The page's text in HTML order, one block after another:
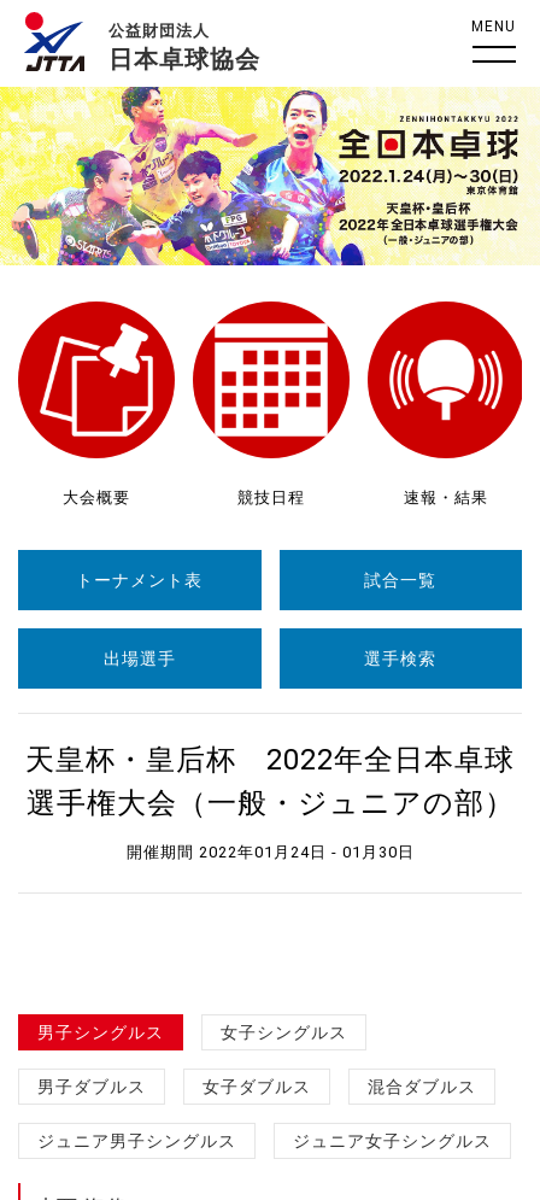
公益財団法人
日本卓球協会
MENU
大会概要 競技日程 速報・結果
トーナメント表 試合一覧
出場選手 選手検索
天皇杯・皇后杯 2022年全日本卓球
選手権大会（一般・ジュニアの部）
開催期間 2022年01月24日 - 01月30日
男子シングルス 女子シングルス
男子ダブルス 女子ダブルス 混合ダブルス
ジュニア男子シングルス ジュニア女子シングルス